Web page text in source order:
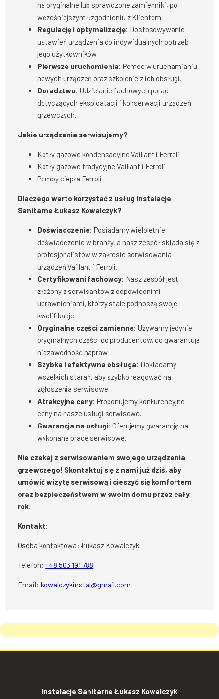
na oryginalne lub sprawdzone zamienniki, po
wcześniejszym uzgodnieniu z Klientem.
Regulację i optymalizację: Dostosowywanie
ustawień urządzenia do indywidualnych potrzeb
jego użytkowników.
Pierwsze uruchomienia: Pomoc w uruchamianiu
nowych urządzeń oraz szkolenie z ich obsługi.
Doradztwo: Udzielanie fachowych porad
dotyczących eksploatacji i konserwacji urządzeń
grzewczych.
Jakie urządzenia serwisujemy?
Kotły gazowe kondensacyjne Vaillant i Ferroli
Kotły gazowe tradycyjne Vaillant i Ferroli
Pompy ciepła Ferroli
Dlaczego warto korzystać z usług Instalacje
Sanitarne Łukasz Kowalczyk?
Doświadczenie: Posiadamy wieloletnie
doświadczenie w branży, a nasz zespół składa się z
profesjonalistów w zakresie serwisowania
urządzeń Vaillant i Ferroli.
Certyfikowani fachowcy: Nasz zespół jest
złożony z serwisantów z odpowiednimi
uprawnieniami, którzy stale podnoszą swoje
kwalifikacje.
Oryginalne części zamienne: Używamy jedynie
oryginalnych części od producentów, co gwarantuje
niezawodność napraw.
Szybka i efektywna obsługa: Dokładamy
wszelkich starań, aby szybko reagować na
zgłoszenia serwisowe.
Atrakcyjne ceny: Proponujemy konkurencyjne
ceny na nasze usługi serwisowe.
Gwarancja na usługi: Oferujemy gwarancję na
wykonane prace serwisowe.
Nie czekaj z serwisowaniem swojego urządzenia
grzewczego! Skontaktuj się z nami już dziś, aby
umówić wizytę serwisową i cieszyć się komfortem
oraz bezpieczeństwem w swoim domu przez cały
rok.
Kontakt:
Osoba kontaktowa: Łukasz Kowalczyk
Telefon:+48 503 191 788
Email:kowalczykinstal@gmail.com
Instalacje Sanitarne Łukasz Kowalczyk